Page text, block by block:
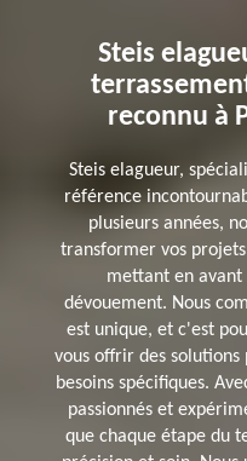
Steis
reconnu à
Steis elagueur,
référence
plusieurs années,
transformer vos
mettant en
dévouement. Nous
est unique, et c'est
vous offrir des solutions
besoins spécifiques.
passionnés et
que chaque étape du